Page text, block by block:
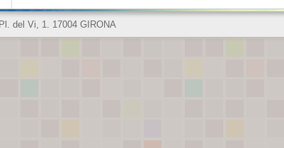
Pl. del Vi, 1. 17004 GIRONA